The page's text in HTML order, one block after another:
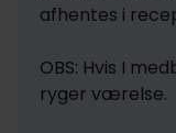
afhentes i
OBS: Hvis I
ryger værelse.